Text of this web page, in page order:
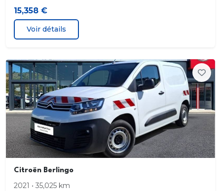
Citroën Connect Radio sur tablette tactile
USB de recharge
Climatisation
Condamnation centralisée
Détecteur de sousgonflage
Essuievitre AV automatique
Feux diurnes à LED
15,358 €
Voir détails
Citroën Berlingo
2021 • 35,025 km